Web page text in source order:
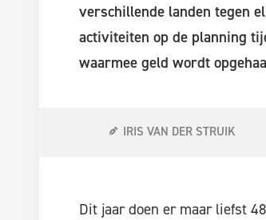
verschillende landen tegen
activiteiten op de planning
waarmee geld wordt
IRIS VAN DER STRUIK
Dit jaar doen er maar liefst